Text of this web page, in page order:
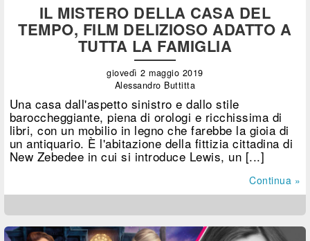
IL MISTERO DELLA CASA DEL
TEMPO, FILM DELIZIOSO ADATTO A
TUTTA LA FAMIGLIA
giovedì 2 maggio 2019
Alessandro Buttitta
Una casa dall'aspetto sinistro e dallo stile
baroccheggiante, piena di orologi e ricchissima di
libri, con un mobilio in legno che farebbe la gioia di
un antiquario. È l'abitazione della fittizia cittadina di
New Zebedee in cui si introduce Lewis, un [...]
Continua »